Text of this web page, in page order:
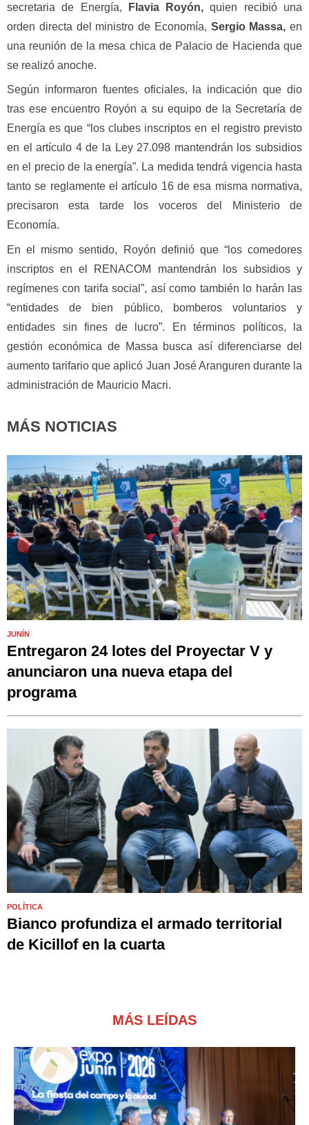
secretaria de Energía,
Flavia Royón, quien recibió una
orden directa del ministro de Economía, Sergio Massa, en
una reunión de la mesa chica de Palacio de Hacienda que
se realizó anoche.
Según informaron fuentes oficiales, la indicación que dio
tras ese encuentro Royón a su equipo de la Secretaría de
Energía es que “los clubes inscriptos en el registro previsto
en el artículo 4 de la Ley 27.098 mantendrán los subsidios
en el precio de la energía”. La medida tendrá vigencia hasta
tanto se reglamente el artículo 16 de esa misma normativa,
precisaron esta tarde los voceros del Ministerio de
Economía.
En el mismo sentido, Royón definió que “los comedores
inscriptos en el RENACOM mantendrán los subsidios y
regímenes con tarifa social”, así como también lo harán las
“entidades de bien público, bomberos voluntarios y
entidades sin fines de lucro”. En términos políticos, la
gestión económica de Massa busca así diferenciarse del
aumento tarifario que aplicó Juan José Aranguren durante la
administración de Mauricio Macri.
MÁS NOTICIAS
JUNÍN
Entregaron 24 lotes del Proyectar V y
anunciaron una nueva etapa del
programa
POLÍTICA
Bianco profundiza el armado territorial
de Kicillof en la cuarta
MÁS LEÍDAS